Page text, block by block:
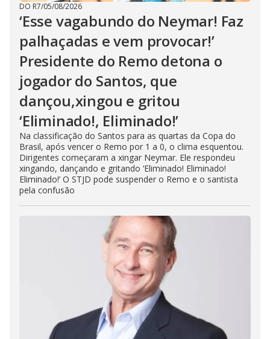
DO R7/05/08/2026
‘Esse vagabundo do Neymar! Faz
palhaçadas e vem provocar!’
Presidente do Remo detona o
jogador do Santos, que
dançou,xingou e gritou
‘Eliminado!, Eliminado!’
Na classificação do Santos para as quartas da Copa do
Brasil, após vencer o Remo por 1 a 0, o clima esquentou.
Dirigentes começaram a xingar Neymar. Ele respondeu
xingando, dançando e gritando ‘Eliminado! Eliminado!
Eliminado!’ O STJD pode suspender o Remo e o santista
pela confusão